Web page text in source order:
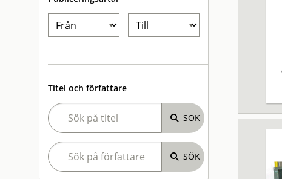
Titel och författare